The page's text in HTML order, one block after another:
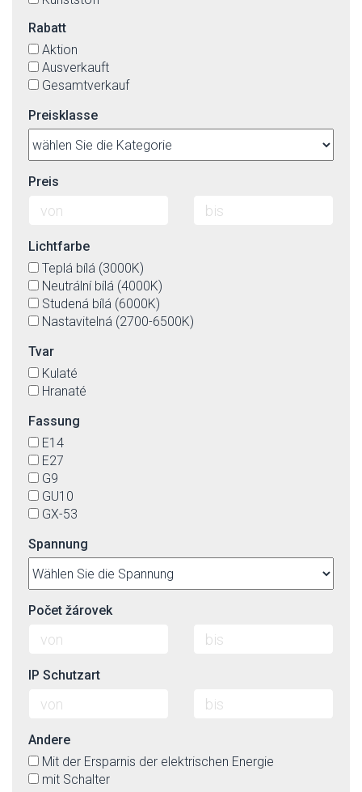
schwarz
silber
weiß
weiß-matt
wenge
Messing
Metall
Rattan
Sperrholz
Stahl
Textil
Textil(Imit.)-äußerlich, die innenseite von Kunstoff
Rabatt
Aktion
Ausverkauft
Gesamtverkauf
Preisklasse
Preis
Lichtfarbe
Teplá bílá (3000K)
Neutrální bílá (4000K)
Studená bílá (6000K)
Nastavitelná (2700-6500K)
Tvar
Kulaté
Hranaté
Fassung
E14
E27
G9
GU10
GX-53
Spannung
Počet žárovek
IP Schutzart
Andere
Mit der Ersparnis der elektrischen Energie
mit Schalter